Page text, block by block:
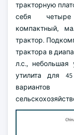
тракторную
себя четыре
компактный,
трактор.
трактора в
л.с., небольшая
утилита для
вариантов